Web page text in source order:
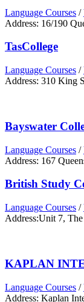
Language Courses /
Address: 16/190
TasCollege
Language Courses /
Address: 310 King
Bayswater
Language Courses /
Address: 167
British Study
Language Courses /
Address:Unit 7,
KAPLAN
Language Courses /
Address: Kaplan